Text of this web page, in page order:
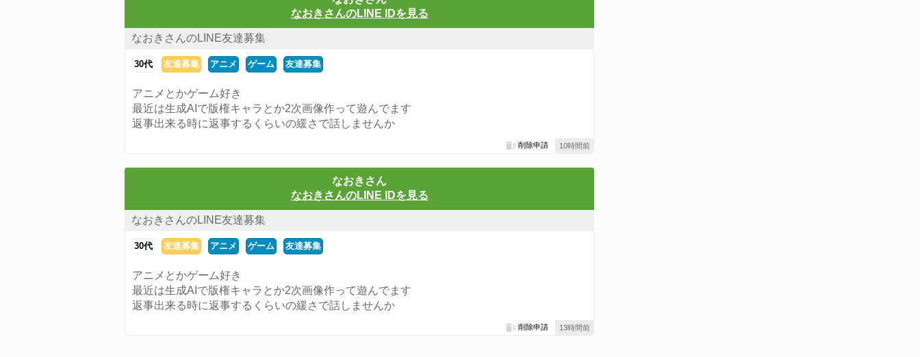
なおきさんのLINE IDを見る
なおきさんのLINE友達募集
30代 友達募集 アニメ ゲーム 友達募集
アニメとかゲーム好き
最近は生成AIで版権キャラとか2次画像作って遊んでます
返事出来る時に返事するくらいの緩さで話しませんか
10時間前
削除申請
なおきさん
なおきさんのLINE IDを見る
なおきさんのLINE友達募集
30代 友達募集 アニメ ゲーム 友達募集
アニメとかゲーム好き
最近は生成AIで版権キャラとか2次画像作って遊んでます
返事出来る時に返事するくらいの緩さで話しませんか
13時間前
削除申請